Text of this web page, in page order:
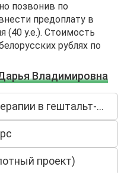
позвонив по
предоплату в
(40 у.е.). Стоимость
рублях по
Владимировна
Динамика долгосрочной терапии в гештальт-подходе
проект)